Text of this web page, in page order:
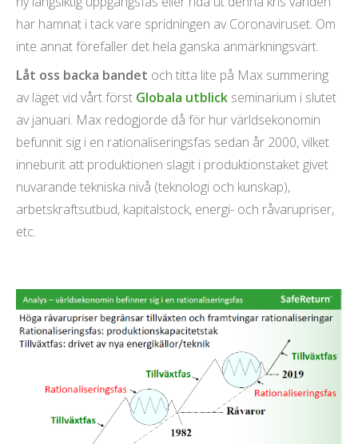
har hamnat i tack vare spridningen av Coronaviruset. Om
inte annat förefaller det hela ganska anmärkningsvärt.
Låt oss backa bandet och titta lite på Max summering
av läget vid vårt först Globala utblick seminarium i slutet
av januari. Max redogjorde då för hur världsekonomin
befunnit sig i en rationaliseringsfas sedan år 2000, vilket
inneburit att produktionen slagit i produktionstaket givet
nuvarande tekniska nivå (teknologi och kunskap),
arbetskraftsutbud, kapitalstock, energi- och råvarupriser,
etc.